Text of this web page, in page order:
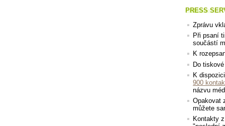
PRESS
Zprávu
Při psaní
součástí
K
Do
K
900
názvu
Opakovat
můžete
Kontakty